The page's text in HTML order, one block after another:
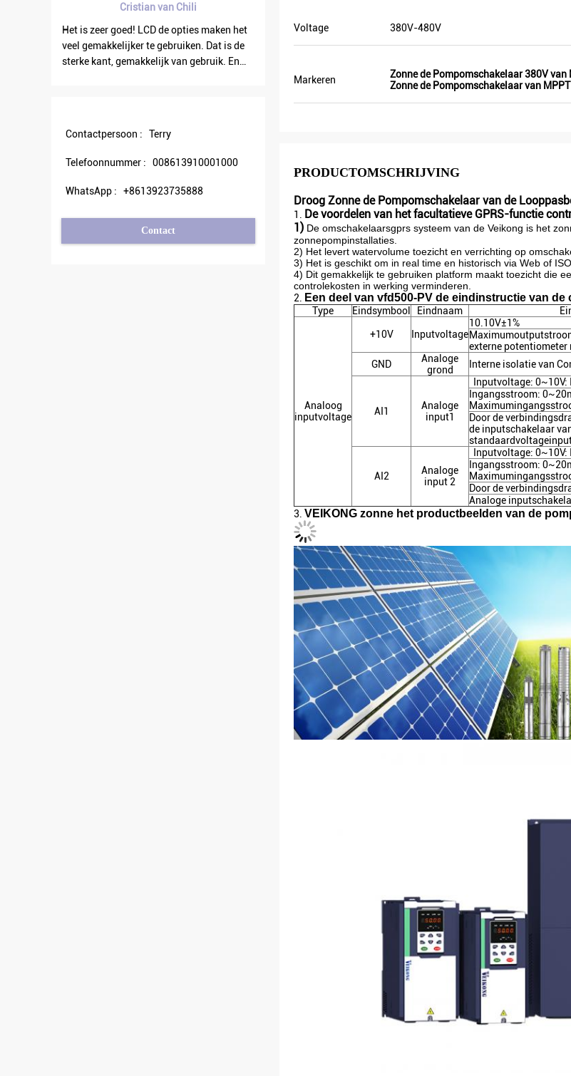
Cristian van Chili
Het is zeer goed! LCD de opties maken het
veel gemakkelijker te gebruiken. Dat is de
sterke kant, gemakkelijk van gebruik. En
VFD500 de outputfrequentie is stabiel
wanneer anderen schommelen. Ook is de
outputfrequentie ook hoger zijn wat meer
de
zeer goede
tentoonstelling
orden spoedig
Contactpersoon : Terry
Telefoonnummer : 008613910001000
WhatsApp : +8613923735888
Contact
Voltage 380V-480V
Markeren Zonne de Pompomschakelaar 380V van
Zonne de Pompomschakelaar van
PRODUCTOMSCHRIJVING
Droog Zonne de Pompomschakelaar van de
1. De voordelen van het facultatieve GPRS-functie
1) De omschakelaarsgprs systeem van de Veikong is het
zonnepompinstallaties.
2) Het levert watervolume toezicht en verrichting op
3) Het is geschikt om in real time en historisch via Web of
4) Dit gemakkelijk te gebruiken platform maakt toezicht die
controlekosten in werking verminderen.
2. Een deel van vfd500-PV de eindinstructie van
Type Eindsymbool Eindnaam
Analoog
inputvoltage
+10V Inputvoltage
10.10V±1%
externe
GND
Analoge
grond
Interne isolatie van
AI1
Analoge
input1
Inputvoltage:
Ingangsstroom:
Door de
de inputschakelaar
AI2
Analoge
input 2
Inputvoltage:
Ingangsstroom:
Door de
Analoge
3. VEIKONG zonne het productbeelden van de